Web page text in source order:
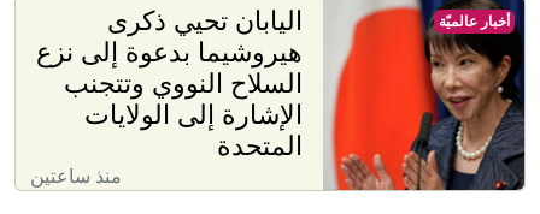
اليابان تحيي ذكرى
هيروشيما بدعوة إلى نزع
السلاح النووي وتتجنب
الإشارة إلى الولايات
المتحدة
منذ ساعتين
أخبار عالميّة